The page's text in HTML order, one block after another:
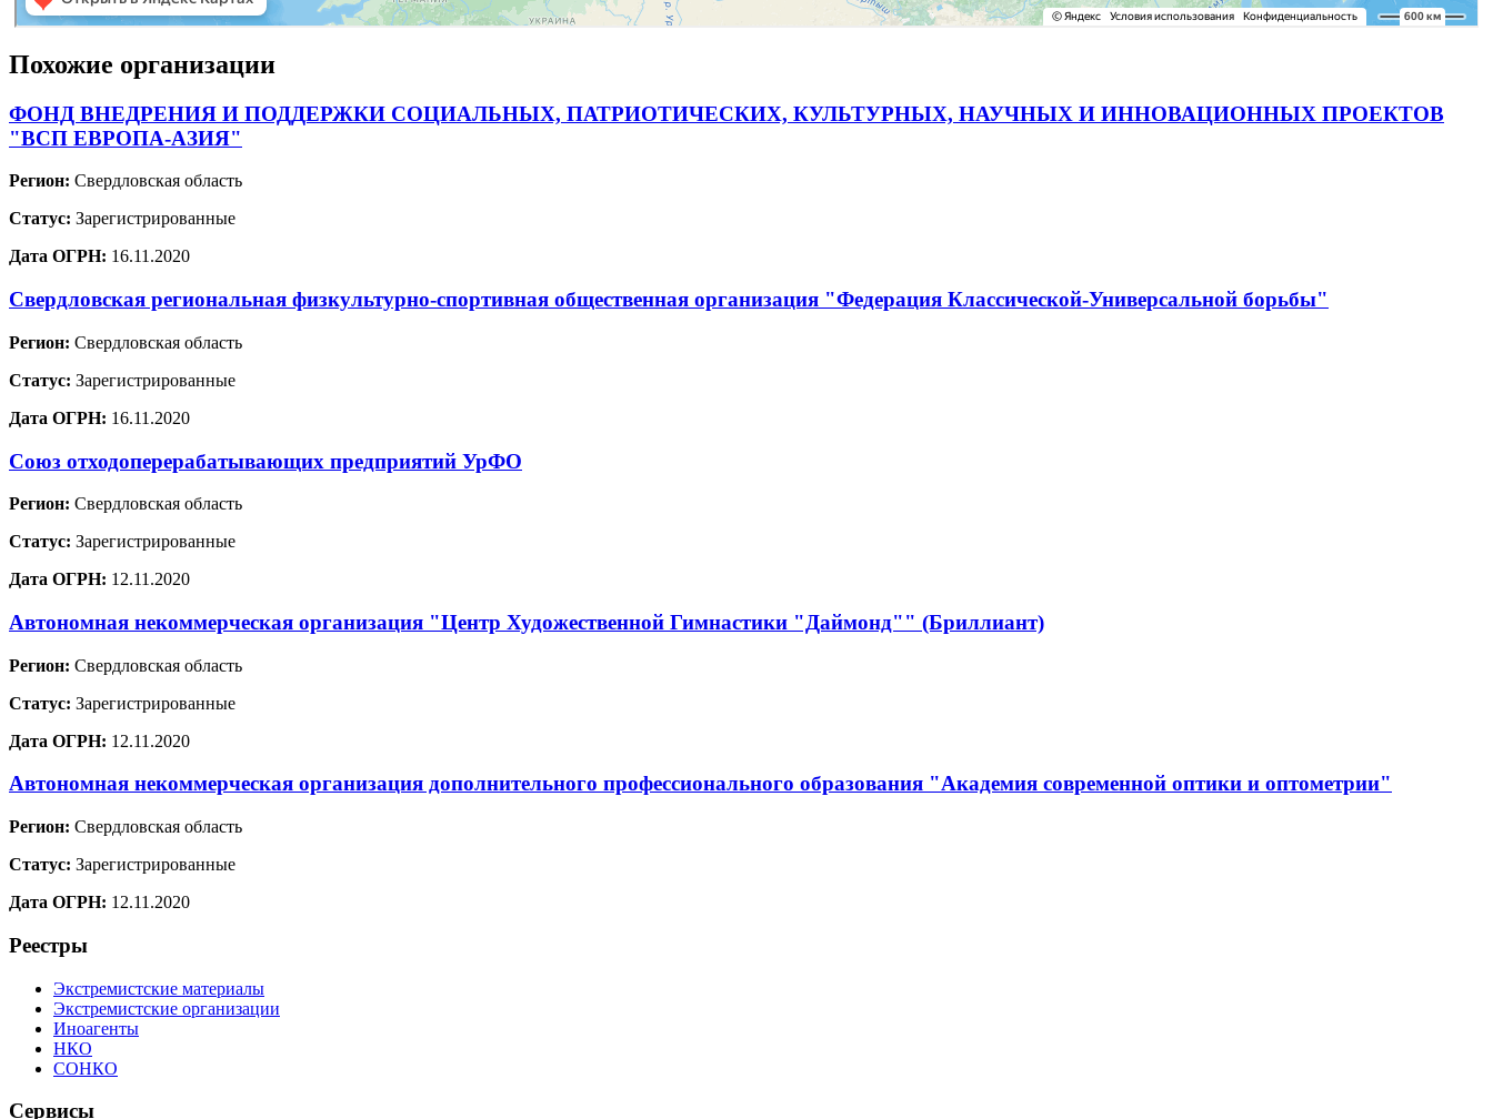
Похожие организации
ФОНД ВНЕДРЕНИЯ И ПОДДЕРЖКИ СОЦИАЛЬНЫХ, ПАТРИОТИЧЕСКИХ, КУЛЬТУРНЫХ, НАУЧНЫХ И ИННОВАЦИОННЫХ ПРОЕКТОВ
"ВСП ЕВРОПА-АЗИЯ"
Регион: Свердловская область
Статус: Зарегистрированные
Дата ОГРН: 16.11.2020
Свердловская региональная физкультурно-спортивная общественная организация "Федерация Классической-Универсальной борьбы"
Регион: Свердловская область
Статус: Зарегистрированные
Дата ОГРН: 16.11.2020
Союз отходоперерабатывающих предприятий УрФО
Регион: Свердловская область
Статус: Зарегистрированные
Дата ОГРН: 12.11.2020
Автономная некоммерческая организация "Центр Художественной Гимнастики "Даймонд"" (Бриллиант)
Регион: Свердловская область
Статус: Зарегистрированные
Дата ОГРН: 12.11.2020
Автономная некоммерческая организация дополнительного профессионального образования "Академия современной оптики и оптометрии"
Регион: Свердловская область
Статус: Зарегистрированные
Дата ОГРН: 12.11.2020
Реестры
Экстремистские материалы
Экстремистские организации
Иноагенты
НКО
СОНКО
Сервисы